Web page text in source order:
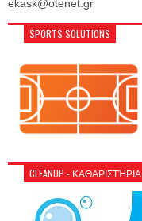
ekask@otenet.gr
SPORTS SOLUTIONS
CLEANUP - ΚΑΘΑΡΙΣΤΉΡΙΑ